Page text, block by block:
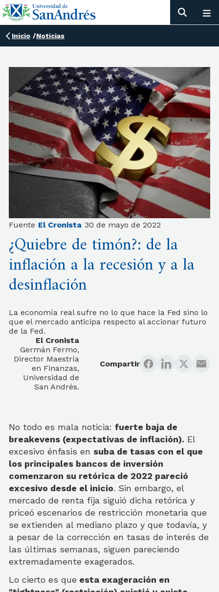
Inicio /Noticias
Fuente El Cronista 30 de mayo de 2022
¿Quiebre de timón?: de la
inflación a la recesión y a la
desinflación
La economía real sufre no lo que hace la Fed sino lo
que el mercado anticipa respecto al accionar futuro
de la Fed.
El Cronista
Germán Fermo,
Director Maestría
en Finanzas,
Universidad de
San Andrés.
Compartir
No todo es mala noticia: fuerte baja de
breakevens (expectativas de inflación). El
excesivo énfasis en suba de tasas con el que
los principales bancos de inversión
comenzaron su retórica de 2022 pareció
excesivo desde el inicio. Sin embargo, el
mercado de renta fija siguió dicha retórica y
priceó escenarios de restricción monetaria que
se extienden al mediano plazo y que todavía, y
a pesar de la corrección en tasas de interés de
las últimas semanas, siguen pareciendo
extremadamente exagerados.
Lo cierto es que esta exageración en